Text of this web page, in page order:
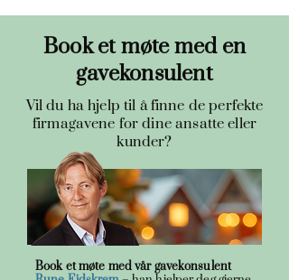
Book et møte med en
gavekonsulent
Vil du ha hjelp til å finne de perfekte
firmagavene for dine ansatte eller
kunder?
Book et møte med vår gavekonsulent